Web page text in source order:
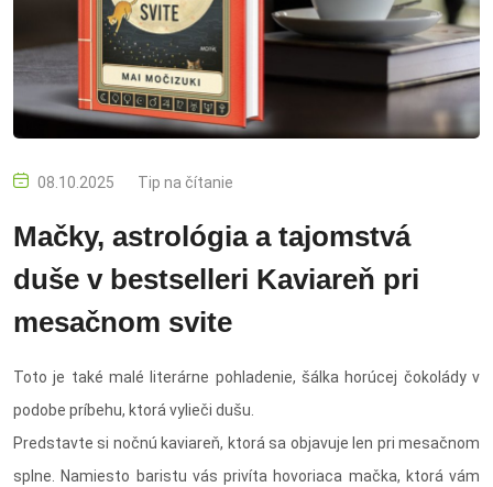
08.10.2025 Tip na čítanie
Mačky, astrológia a tajomstvá
duše v bestselleri Kaviareň pri
mesačnom svite
Toto je také malé literárne pohladenie, šálka horúcej čokolády v
podobe príbehu, ktorá vylieči dušu.
Predstavte si nočnú kaviareň, ktorá sa objavuje len pri mesačnom
splne. Namiesto baristu vás privíta hovoriaca mačka, ktorá vám